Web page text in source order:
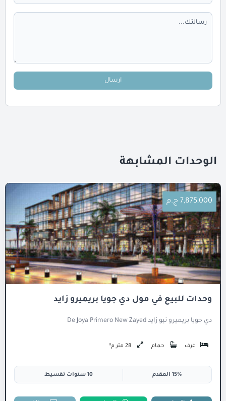
ارسال
الوحدات المشابهة
7,875,000 ج.م
وحدات للبيع في مول دي جويا بريميرو زايد
دي جويا بريميرو نيو زايد De Joya Primero New Zayed
غرف حمام 28 متر م²
15% المقدم 10 سنوات تقسيط